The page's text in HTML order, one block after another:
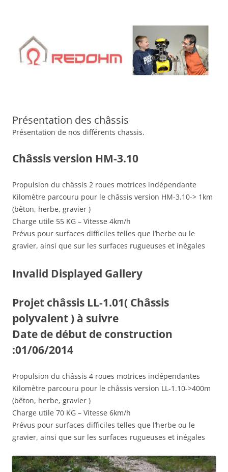
Présentation des châssis
Présentation de nos différents chassis.
Châssis version HM-3.10
Propulsion du châssis 2 roues motrices indépendante
Kilomètre parcouru pour le châssis version HM-3.10-> 1km
(bêton, herbe, gravier )
Charge utile 55 KG – Vitesse 4km/h
Prévus pour surfaces difficiles telles que l’herbe ou le
gravier, ainsi que sur les surfaces rugueuses et inégales
Invalid Displayed Gallery
Projet châssis LL-1.01( Châssis
polyvalent ) à suivre
Date de début de construction
:01/06/2014
Propulsion du châssis 4 roues motrices indépendantes
Kilomètre parcouru pour le châssis version LL-1.10->400m
(bêton, herbe, gravier )
Charge utile 70 KG – Vitesse 6km/h
Prévus pour surfaces difficiles telles que l’herbe ou le
gravier, ainsi que sur les surfaces rugueuses et inégales